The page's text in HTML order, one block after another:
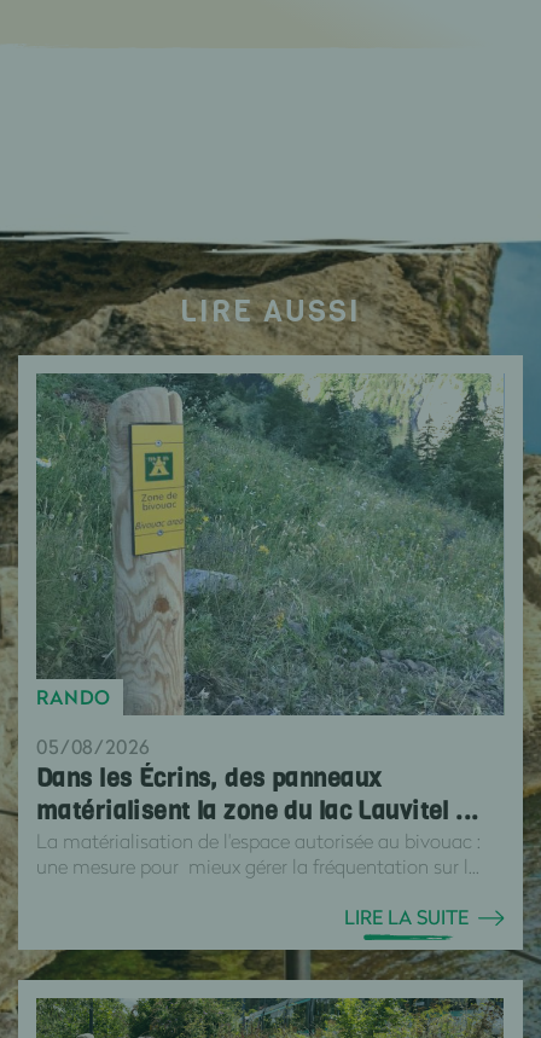
LIRE AUSSI
RANDO
05/08/2026
Dans les Écrins, des panneaux
matérialisent la zone du lac Lauvitel ...
La matérialisation de l'espace autorisée au bivouac :
une mesure pour mieux gérer la fréquentation sur l...
LIRE LA SUITE